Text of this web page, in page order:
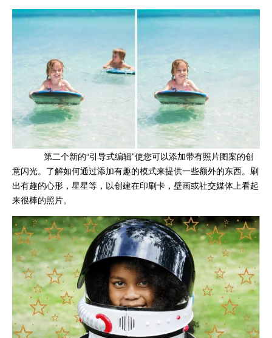
第二个新的“引导式编辑”使您可以添加带有照片图案的创
意闪光。了解如何通过添加有趣的模式来提供一些额外的东西。刷
出有趣的心形，星星等，以创建在印刷卡，壁画或社交媒体上看起
来很棒的照片。